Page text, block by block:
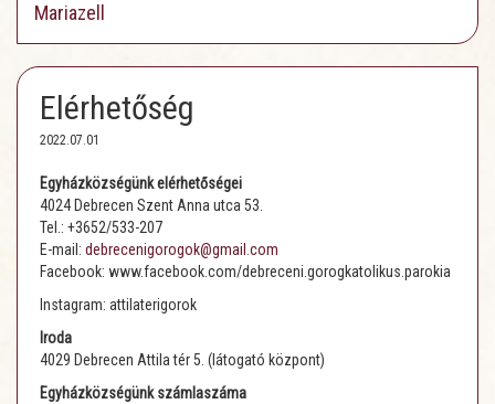
Mariazell
Elérhetőség
2022.07.01
Egyházközségünk elérhetőségei
4024 Debrecen Szent Anna utca 53.
Tel.: +3652/533-207
E-mail: debrecenigorogok@gmail.com
Facebook: www.facebook.com/debreceni.gorogkatolikus.parokia
Instagram: attilaterigorok
Iroda
4029 Debrecen Attila tér 5. (látogató központ)
Egyházközségünk számlaszáma